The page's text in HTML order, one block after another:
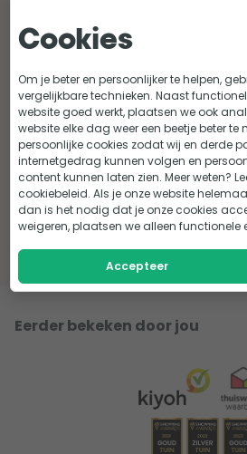
Lees onze tips en
Robotmaaier opbergen in de
winter
Lees het advies
Maak je
winter:
de
Eerder bekeken door jou
Cookies
Om je beter en persoonlijker te helpen,
vergelijkbare technieken. Naast
website goed werkt, plaatsen we ook
website elke dag weer een beetje beter te
persoonlijke cookies zodat wij en derde
internetgedrag kunnen volgen en
content kunnen laten zien. Meer weten?
cookiebeleid. Als je onze website
dan is het nodig dat je onze cookies
weigeren, plaatsen we alleen functionele
Accepteer